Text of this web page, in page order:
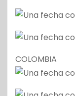
COLOMBIA